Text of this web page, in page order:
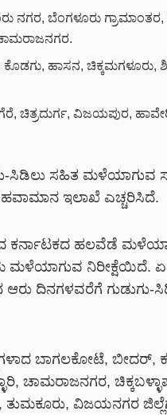
ನಗರ, ಬೆಂಗಳೂರು
ಕೊಡಗು, ಹಾಸನ, ಚಿಕ್ಕಮಗಳೂರು,
ಚಿತ್ರದುರ್ಗ, ವಿಜಯಪುರ,
ಸಿಡಿಲು ಸಹಿತ ಮಳೆಯಾಗುವ
ಇಲಾಖೆ ಎಚ್ಚರಿಸಿದೆ.
ಕರ್ನಾಟಕದ ಹಲವೆಡೆ
ಮಳೆಯಾಗುವ ನಿರೀಕ್ಷೆಯಿದೆ.
ಆರು ದಿನಗಳವರೆಗೆ
ಬಾಗಲಕೋಟೆ, ಬೀದರ್,
ಚಾಮರಾಜನಗರ,
ತುಮಕೂರು, ವಿಜಯನಗರ